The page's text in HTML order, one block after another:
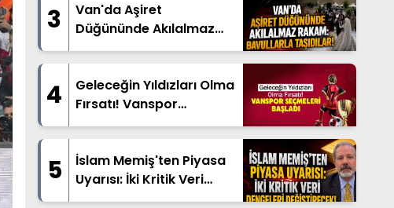
3
Van'da Aşiret
Düğününde Akılalmaz
Rakam: Bavullarla
4
Geleceğin Yıldızları Olma
Fırsatı! Vanspor
Seçmeleri Başladı
5
İslam Memiş'ten Piyasa
Uyarısı: İki Kritik Veri
Dengeleri Değiştirecek!